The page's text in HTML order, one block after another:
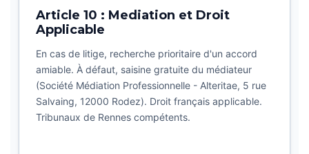
Article 10 : Mediation et Droit
Applicable
En cas de litige, recherche prioritaire d'un accord
amiable. À défaut, saisine gratuite du médiateur
(Société Médiation Professionnelle - Alteritae, 5 rue
Salvaing, 12000 Rodez). Droit français applicable.
Tribunaux de Rennes compétents.